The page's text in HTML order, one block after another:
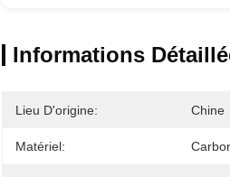
Informations
Lieu D'origine: Chine
Matériel: